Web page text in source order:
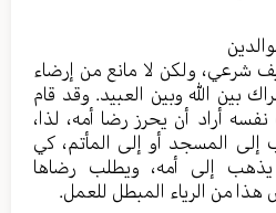
شرعي، ولكن لا مانع من إرضاء
بين الله وبين العبيد. وقد قام
أراد أن يحرز رضا أمه، لذا،
المسجد أو إلى المأتم، كي
إلى أمه، ويطلب رضاها
هذا من الرياء المبطل للعمل.